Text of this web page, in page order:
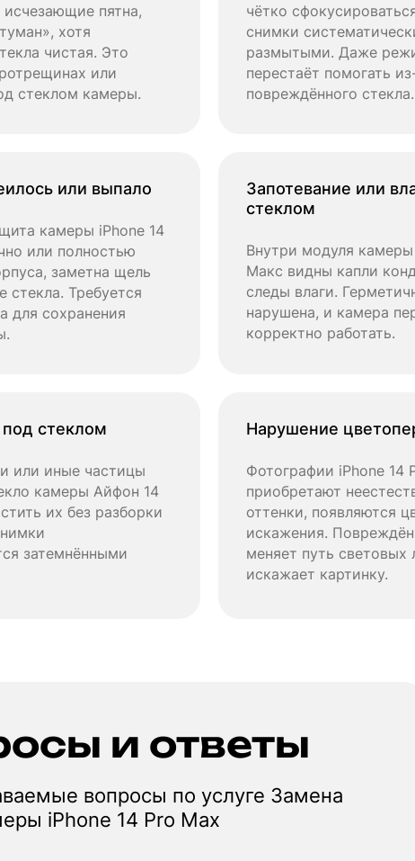
исчезающие пятна,
хотя
чистая. Это
или
стеклом камеры.
чётко
снимки
размытыми. Даже
перестаёт помогать
повреждённого стекла.
или выпало
камеры iPhone 14
или полностью
заметна щель
стекла. Требуется
для сохранения
Запотевание или
стеклом
Внутри модуля
Макс видны капли
следы влаги.
нарушена, и камера
корректно работать.
под стеклом
или иные частицы
камеры Айфон 14
их без разборки
затемнёнными
Нарушение
Фотографии iPhone 14
приобретают
оттенки, появляются
искажения.
меняет путь световых
искажает картинку.
и ответы
вопросы по услуге Замена
iPhone 14 Pro Max